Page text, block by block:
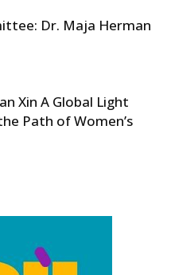
Dr. Maja Herman
Xin A Global Light
Path of Women’s